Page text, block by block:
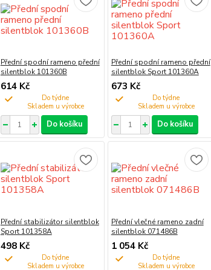
Přední spodní rameno přední
silentblok 101360B
614 Kč
Do týdne
Do košíku
Přední spodní rameno přední
silentblok Sport 101360A
673 Kč
Do týdne
Do košíku
Přední stabilizátor silentblok
Sport 101358A
498 Kč
Do týdne
Přední vlečné rameno zadní
silentblok 071486B
1 054 Kč
Do týdne